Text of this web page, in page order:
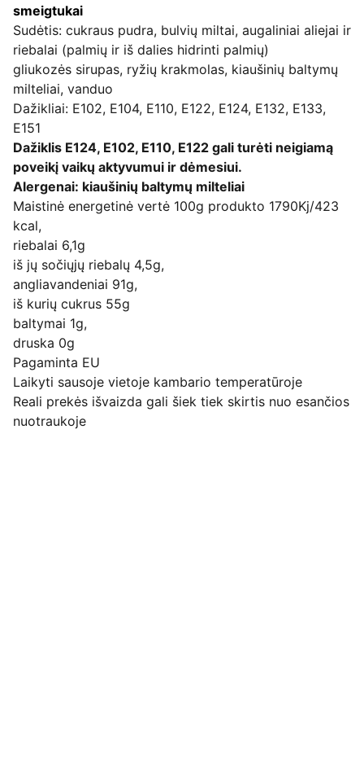
smeigtukai
Sudėtis: cukraus pudra, bulvių miltai, augaliniai aliejai ir
riebalai (palmių ir iš dalies hidrinti palmių)
gliukozės sirupas, ryžių krakmolas, kiaušinių baltymų
milteliai, vanduo
Dažikliai: E102, E104, E110, E122, E124, E132, E133,
E151
Dažiklis E124, E102, E110, E122 gali turėti neigiamą
poveikį vaikų aktyvumui ir dėmesiui.
Alergenai: kiaušinių baltymų milteliai
Maistinė energetinė vertė 100g produkto 1790Kj/423
kcal,
riebalai 6,1g
iš jų sočiųjų riebalų 4,5g,
angliavandeniai 91g,
iš kurių cukrus 55g
baltymai 1g,
druska 0g
Pagaminta EU
Laikyti sausoje vietoje kambario temperatūroje
Reali prekės išvaizda gali šiek tiek skirtis nuo esančios
nuotraukoje